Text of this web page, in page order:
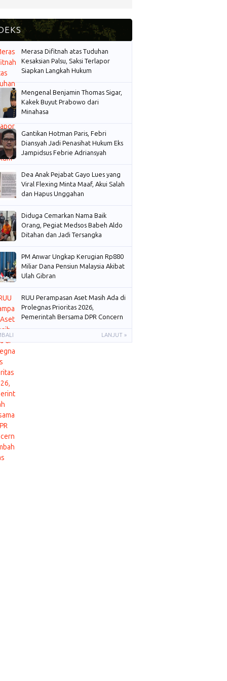
Merasa Difitnah atas Tuduhan
Kesaksian Palsu, Saksi Terlapor
Siapkan Langkah Hukum
Mengenal Benjamin Thomas Sigar,
Kakek Buyut Prabowo dari
Minahasa
Gantikan Hotman Paris, Febri
Diansyah Jadi Penasihat Hukum Eks
Jampidsus Febrie Adriansyah
Dea Anak Pejabat Gayo Lues yang
Viral Flexing Minta Maaf, Akui Salah
dan Hapus Unggahan
Diduga Cemarkan Nama Baik
Orang, Pegiat Medsos Babeh Aldo
Ditahan dan Jadi Tersangka
PM Anwar Ungkap Kerugian Rp880
Miliar Dana Pensiun Malaysia Akibat
Ulah Gibran
RUU Perampasan Aset Masih Ada di
Prolegnas Prioritas 2026,
Pemerintah Bersama DPR Concern
LANJUT »